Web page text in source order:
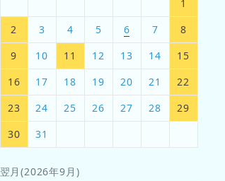
1
2
3 4 5 6 7
8
9
10 11 12 13 14
15
16
17 18 19 20 21
22
23
24 25 26 27 28
29
30
31
翌月(2026年9月)